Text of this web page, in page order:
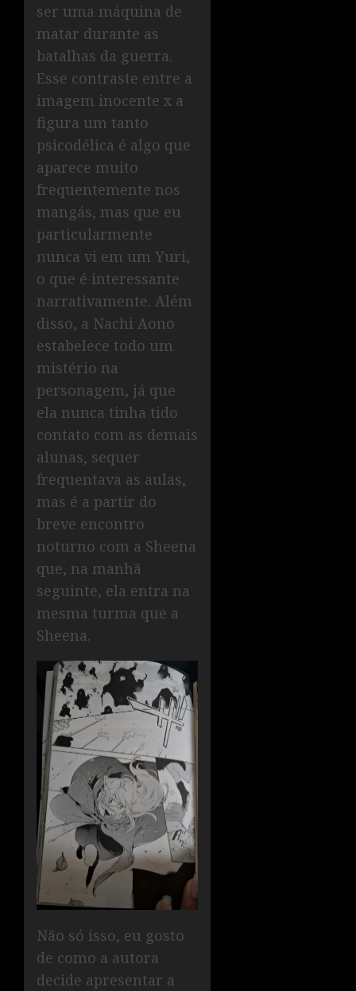
ser uma máquina de
matar durante as
batalhas da guerra.
Esse contraste entre a
imagem inocente x a
figura um tanto
psicodélica é algo que
aparece muito
frequentemente nos
mangás, mas que eu
particularmente
nunca vi em um Yuri,
o que é interessante
narrativamente. Além
disso, a Nachi Aono
estabelece todo um
mistério na
personagem, já que
ela nunca tinha tido
contato com as demais
alunas, sequer
frequentava as aulas,
mas é a partir do
breve encontro
noturno com a Sheena
que, na manhã
seguinte, ela entra na
mesma turma que a
Sheena.
Não só isso, eu gosto
de como a autora
decide apresentar a